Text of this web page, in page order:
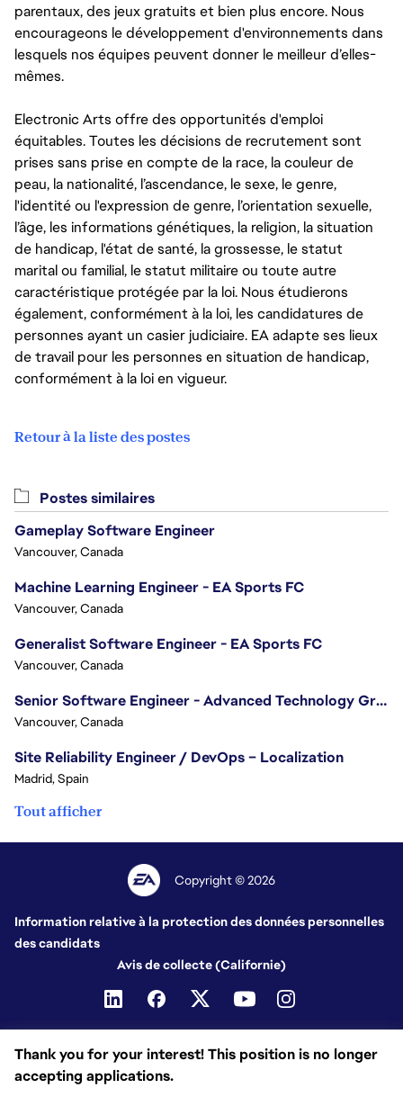
parentaux, des jeux gratuits et bien plus encore. Nous
encourageons le développement d'environnements dans
lesquels nos équipes peuvent donner le meilleur d’elles-
mêmes.
Electronic Arts offre des opportunités d'emploi
équitables. Toutes les décisions de recrutement sont
prises sans prise en compte de la race, la couleur de
peau, la nationalité, l’ascendance, le sexe, le genre,
l'identité ou l'expression de genre, l’orientation sexuelle,
l’âge, les informations génétiques, la religion, la situation
de handicap, l'état de santé, la grossesse, le statut
marital ou familial, le statut militaire ou toute autre
caractéristique protégée par la loi. Nous étudierons
également, conformément à la loi, les candidatures de
personnes ayant un casier judiciaire. EA adapte ses lieux
de travail pour les personnes en situation de handicap,
conformément à la loi en vigueur.
Retour à la liste des postes
Thank you for your interest! This position is no longer
accepting applications.
Postes similaires
Gameplay Software Engineer
Vancouver, Canada
Machine Learning Engineer - EA Sports FC
Vancouver, Canada
Generalist Software Engineer - EA Sports FC
Vancouver, Canada
Senior Software Engineer - Advanced Technology Group
Vancouver, Canada
Site Reliability Engineer / DevOps – Localization
Madrid, Spain
Tout afficher
Copyright © 2026
Information relative à la protection des données personnelles
des candidats
Avis de collecte (Californie)